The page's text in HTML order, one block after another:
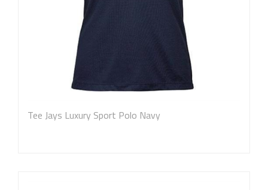
Tee Jays Luxury Sport Polo Navy